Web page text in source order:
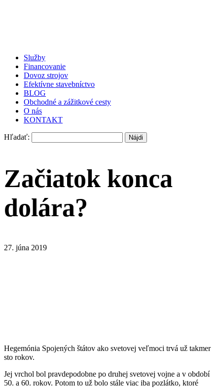
Služby
Financovanie
Dovoz strojov
Efektívne stavebníctvo
BLOG
Obchodné a zážitkové cesty
O nás
KONTAKT
Hľadať:
Začiatok konca
dolára?
27. júna 2019
Hegemónia Spojených štátov ako svetovej veľmoci trvá už takmer
sto rokov.
Jej vrchol bol pravdepodobne po druhej svetovej vojne a v období
50. a 60. rokov. Potom to už bolo stále viac iba pozlátko, ktoré